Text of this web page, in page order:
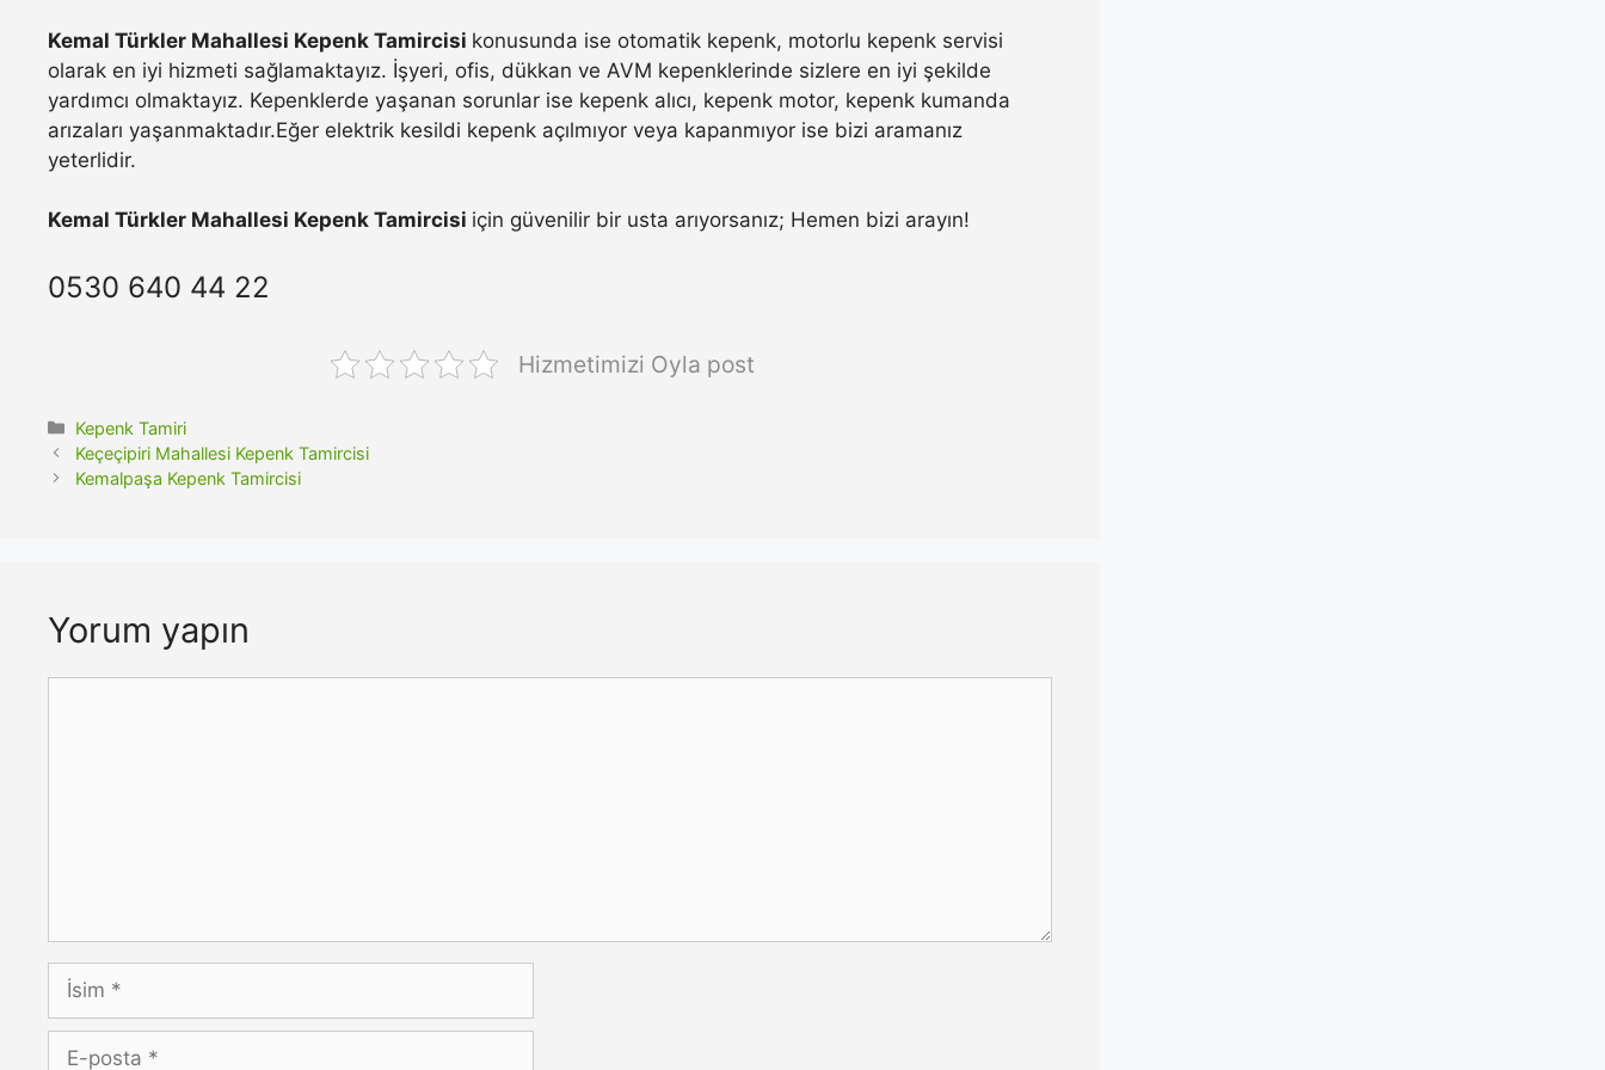
Kemal Türkler Mahallesi Kepenk Tamircisi konusunda ise otomatik kepenk, motorlu kepenk servisi
olarak en iyi hizmeti sağlamaktayız. İşyeri, ofis, dükkan ve AVM kepenklerinde sizlere en iyi şekilde
yardımcı olmaktayız. Kepenklerde yaşanan sorunlar ise kepenk alıcı, kepenk motor, kepenk kumanda
arızaları yaşanmaktadır.Eğer elektrik kesildi kepenk açılmıyor veya kapanmıyor ise bizi aramanız
yeterlidir.
Kemal Türkler Mahallesi Kepenk Tamircisi için güvenilir bir usta arıyorsanız; Hemen bizi arayın!
0530 640 44 22
Hizmetimizi Oyla post
Kategoriler
Kepenk Tamiri
Keçeçipiri Mahallesi Kepenk Tamircisi
Kemalpaşa Kepenk Tamircisi
Yorum yapın
İsim